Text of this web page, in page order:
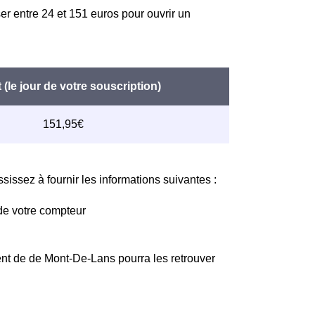
entre 24 et 151 euros pour ouvrir un
à fournir les informations suivantes :
votre compteur
de de Mont-De-Lans pourra les retrouver